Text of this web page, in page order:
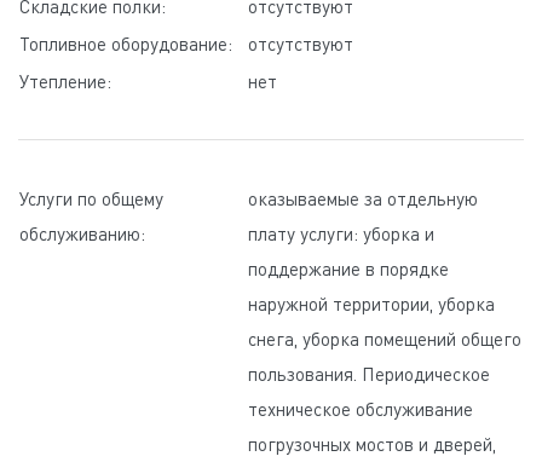
Складские полки:
oтсутствуют
Топливное оборудование:
oтсутствуют
Утепление:
нет
Услуги по общему
обслуживанию:
oказываемые за отдельную
плату услуги: уборка и
поддержание в порядке
наружной территории, уборка
снега, уборка помещений общего
пользования. Периодическое
техническое обслуживание
погрузочных мостов и дверей,